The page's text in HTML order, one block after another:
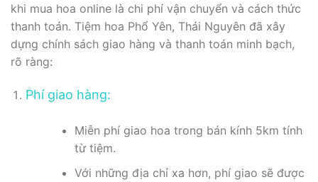
khi mua hoa online là chi phí vận chuyển và cách thức
thanh toán. Tiệm hoa Phổ Yên, Thái Nguyên đã xây
dựng chính sách giao hàng và thanh toán minh bạch,
rõ ràng:
Phí giao hàng:
Miễn phí giao hoa trong bán kính 5km tính
từ tiệm.
Với những địa chỉ xa hơn, phí giao sẽ được